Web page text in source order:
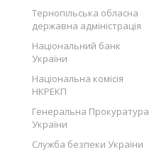
Тернопільська обласна
державна адміністрація
Національний банк
України
Національна комісія
НКРЕКП
Генеральна Прокуратура
України
Служба безпеки України